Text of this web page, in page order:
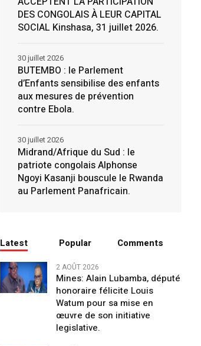
DES CONGOLAIS À LEUR CAPITAL
SOCIAL Kinshasa, 31 juillet 2026.
BUTEMBO : le Parlement
d’Enfants sensibilise des enfants
aux mesures de prévention
contre Ebola.
30 juillet 2026
Midrand/Afrique du Sud : le
patriote congolais Alphonse
Ngoyi Kasanji bouscule le Rwanda
au Parlement Panafricain.
30 juillet 2026
Latest Popular Comments
2 AOÛT 2026
Mines: Alain Lubamba, député
honoraire félicite Louis
Watum pour sa mise en
œuvre de son initiative
legislative.